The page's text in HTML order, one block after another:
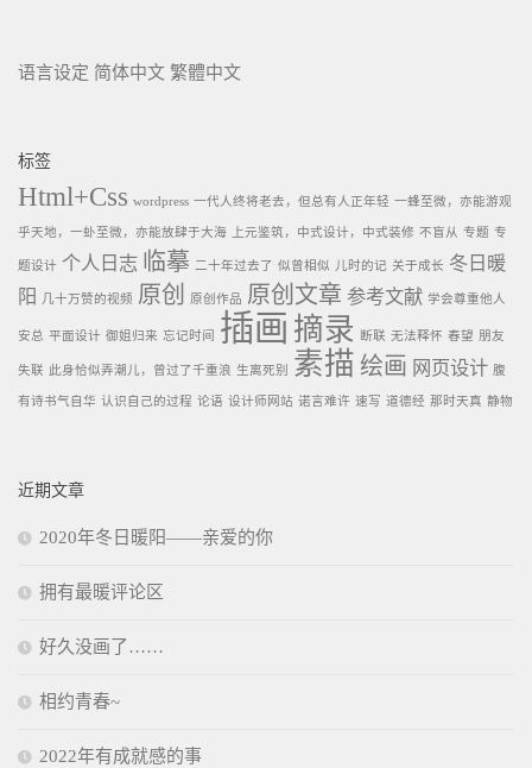
语言设定 简体中文 繁體中文
标签
Html+Css wordpress 一代人终将老去，但总有人正年轻 一蜂至微，亦能游观
乎天地，一虲至微，亦能放肆于大海 上元鉴筑，中式设计，中式装修 不盲从 专题 专
题设计 个人日志 临摹 二十年过去了 似曾相似 儿时的记 关于成长 冬日暖
阳
几十万赞的视频 原创 原创作品 原创文章 参考文献 学会尊重他人
安总 平面设计 御姐归来 忘记时间 插画 摘录 断联 无法释怀 春望 朋友
失联 此身恰似弄潮儿，曾过了千重浪 生离死别 素描 绘画 网页设计 腹
有诗书气自华 认识自己的过程 论语 设计师网站 诺言难许 速写 道德经 那时天真 静物
近期文章
2020年冬日暖阳——亲爱的你
拥有最暖评论区
好久没画了……
相约青春~
2022年有成就感的事